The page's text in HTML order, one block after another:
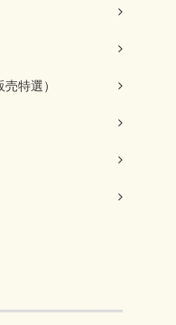
特選）